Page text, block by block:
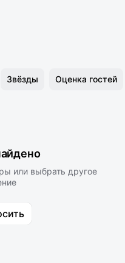
Звёзды Оценка гостей
или выбрать другое